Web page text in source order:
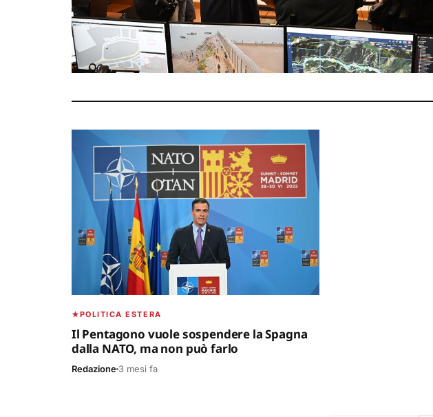
POLITICA ESTERA
Il Pentagono vuole sospendere la Spagna
dalla NATO, ma non può farlo
Redazione 3 mesi fa